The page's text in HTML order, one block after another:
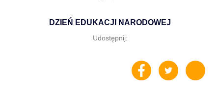
DZIEŃ EDUKACJI NARODOWEJ
Udostępnij: